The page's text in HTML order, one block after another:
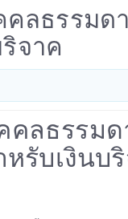
คลธรรม
จาค
คคลธรร
รับเงินบ